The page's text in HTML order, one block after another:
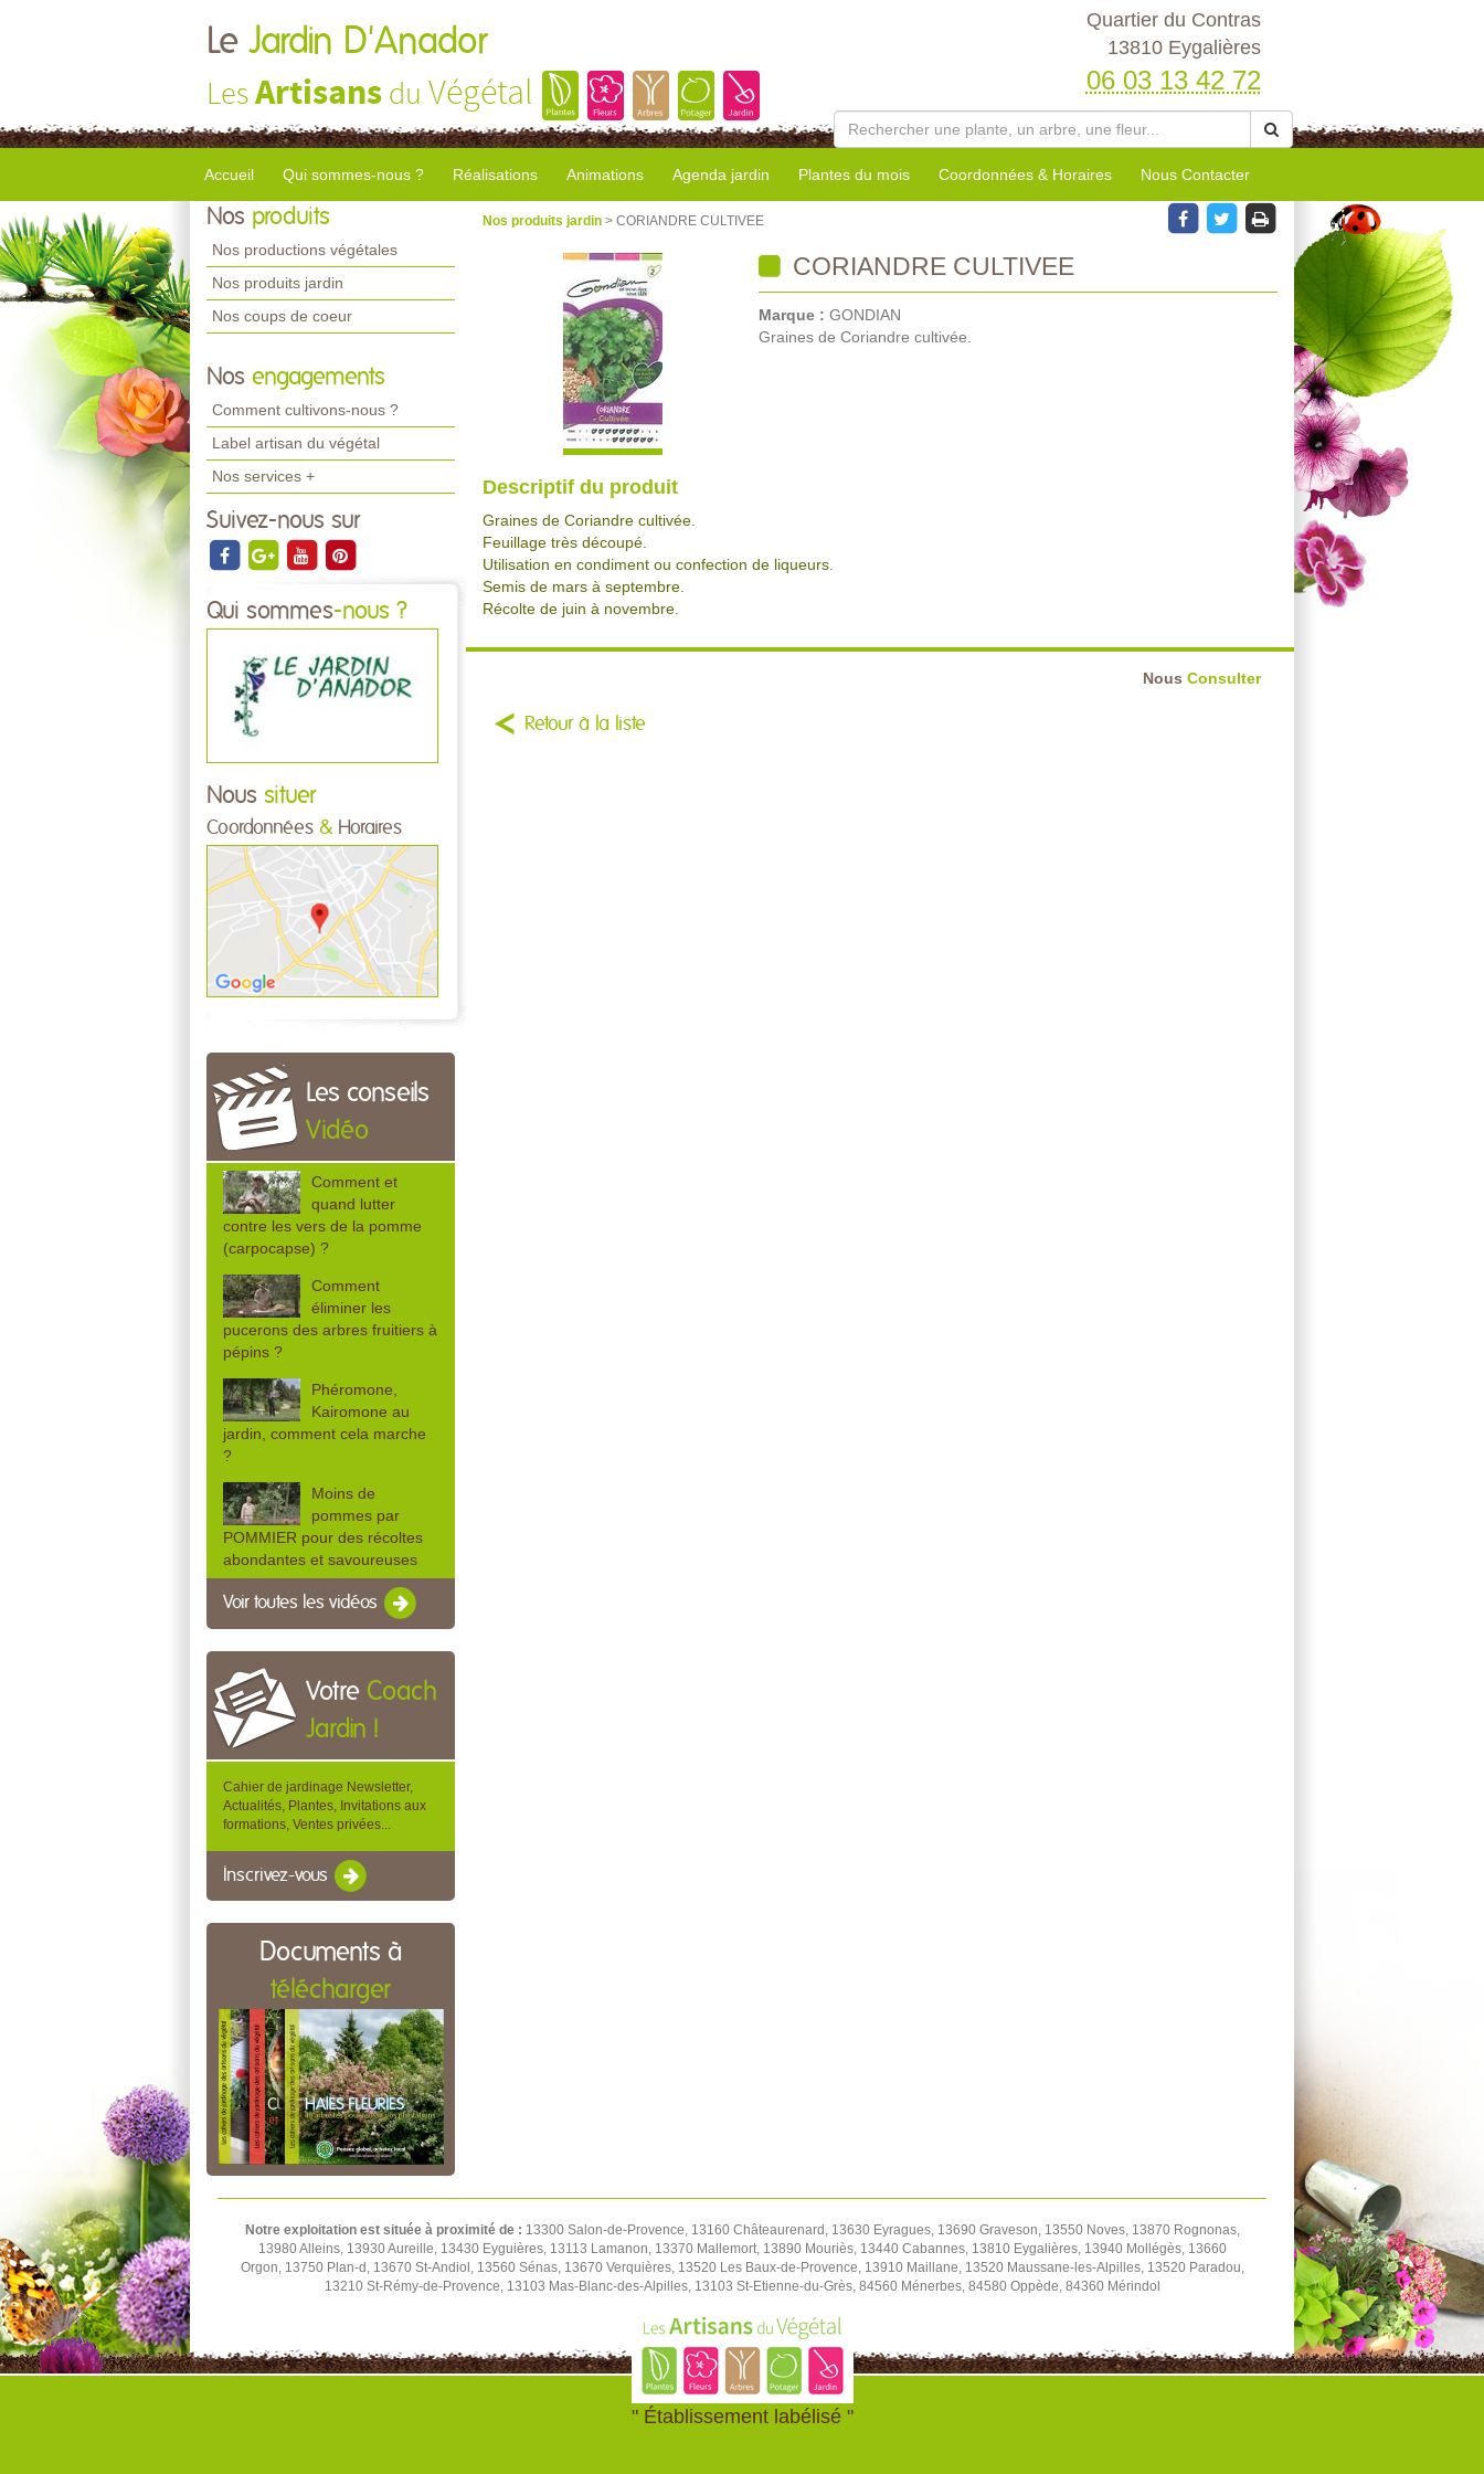
Le Jardin D'Anador
LesArtisans du Végétal
Quartier du Contras
13810 Eygalières
06 03 13 42 72
Accueil Qui sommes-nous ? Réalisations Animations Agenda jardin Plantes du mois Coordonnées & Horaires Nous Contacter
Nos produits
Nos productions végétales
Nos produits jardin
Nos coups de coeur
Nos engagements
Comment cultivons-nous ?
Label artisan du végétal
Nos services +
Suivez-nous sur
Qui sommes-nous ?
Nous situer
Coordonnées & Horaires
Les conseils
Vidéo
Comment et
quand lutter
contre les vers de la pomme
(carpocapse) ?
Comment
éliminer les
pucerons des arbres fruitiers à
pépins ?
Phéromone,
Kairomone au
jardin, comment cela marche
?
Moins de
pommes par
POMMIER pour des récoltes
abondantes et savoureuses
Voir toutes les vidéos
Votre Coach
Jardin !
Cahier de jardinage Newsletter,
Actualités, Plantes, Invitations aux
formations, Ventes privées...
Inscrivez-vous
Documents à
télécharger
Nos produits jardin > CORIANDRE CULTIVEE
CORIANDRE CULTIVEE
Marque : GONDIAN
Graines de Coriandre cultivée.
Descriptif du produit
Graines de Coriandre cultivée.
Feuillage très découpé.
Utilisation en condiment ou confection de liqueurs.
Semis de mars à septembre.
Récolte de juin à novembre.
Nous Consulter
Retour à la liste
Notre exploitation est située à proximité de : 13300 Salon-de-Provence, 13160 Châteaurenard, 13630 Eyragues, 13690 Graveson, 13550 Noves, 13870 Rognonas,
13980 Alleins, 13930 Aureille, 13430 Eyguières, 13113 Lamanon, 13370 Mallemort, 13890 Mouriès, 13440 Cabannes, 13810 Eygalières, 13940 Mollégès, 13660
Orgon, 13750 Plan-d, 13670 St-Andiol, 13560 Sénas, 13670 Verquières, 13520 Les Baux-de-Provence, 13910 Maillane, 13520 Maussane-les-Alpilles, 13520 Paradou,
13210 St-Rémy-de-Provence, 13103 Mas-Blanc-des-Alpilles, 13103 St-Etienne-du-Grès, 84560 Ménerbes, 84580 Oppède, 84360 Mérindol
" Établissement labélisé "